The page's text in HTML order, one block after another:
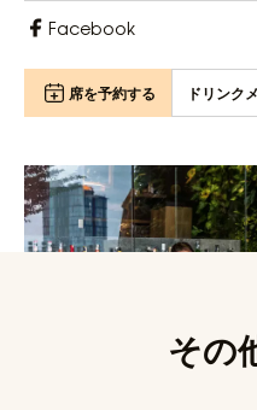
Facebook
席を予約する ドリンク
その